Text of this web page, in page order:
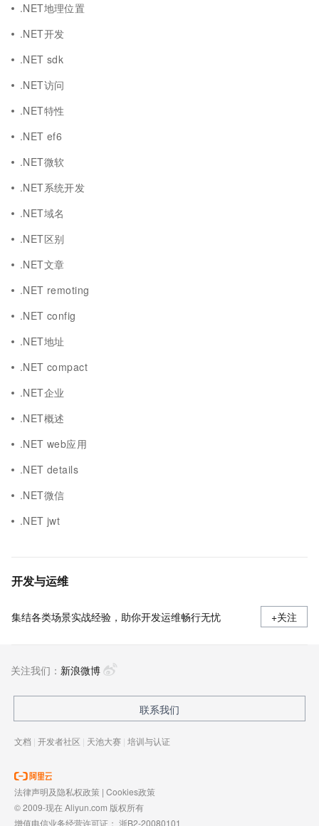
.NET地理位置
.NET开发
.NET sdk
.NET访问
.NET特性
.NET ef6
.NET微软
.NET系统开发
.NET域名
.NET区别
.NET文章
.NET remoting
.NET config
.NET地址
.NET compact
.NET企业
.NET概述
.NET web应用
.NET details
.NET微信
.NET jwt
开发与运维
集结各类场景实战经验，助你开发运维畅行无忧 +关注
关注我们： 新浪微博
联系我们
文档 | 开发者社区 | 天池大赛 | 培训与认证
法律声明及隐私权政策 | Cookies政策
© 2009-现在 Aliyun.com 版权所有
增值电信业务经营许可证： 浙B2-20080101